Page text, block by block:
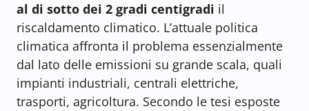
al di sotto dei 2 gradi centigradi il
riscaldamento climatico. L’attuale politica
climatica affronta il problema essenzialmente
dal lato delle emissioni su grande scala, quali
impianti industriali, centrali elettriche,
trasporti, agricoltura. Secondo le tesi esposte